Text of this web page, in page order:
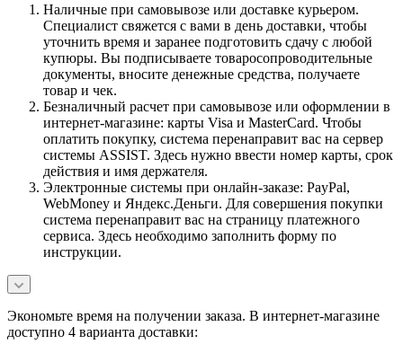
Наличные при самовывозе или доставке курьером.
Специалист свяжется с вами в день доставки, чтобы
уточнить время и заранее подготовить сдачу с любой
купюры. Вы подписываете товаросопроводительные
документы, вносите денежные средства, получаете
товар и чек.
Безналичный расчет при самовывозе или оформлении в
интернет-магазине: карты Visa и MasterCard. Чтобы
оплатить покупку, система перенаправит вас на сервер
системы ASSIST. Здесь нужно ввести номер карты, срок
действия и имя держателя.
Электронные системы при онлайн-заказе: PayPal,
WebMoney и Яндекс.Деньги. Для совершения покупки
система перенаправит вас на страницу платежного
сервиса. Здесь необходимо заполнить форму по
инструкции.
Экономьте время на получении заказа. В интернет-магазине
доступно 4 варианта доставки: